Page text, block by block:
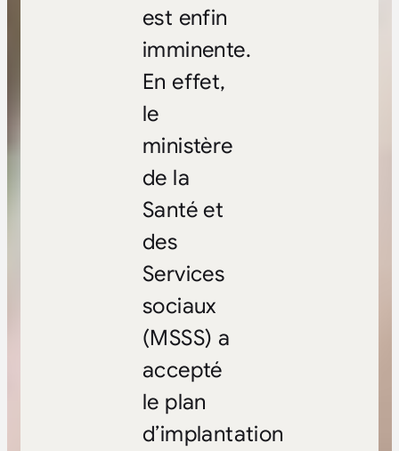
est enfin
imminente.
En effet,
le
ministère
de la
Santé et
des
Services
sociaux
(MSSS) a
accepté
le plan
d’implantation